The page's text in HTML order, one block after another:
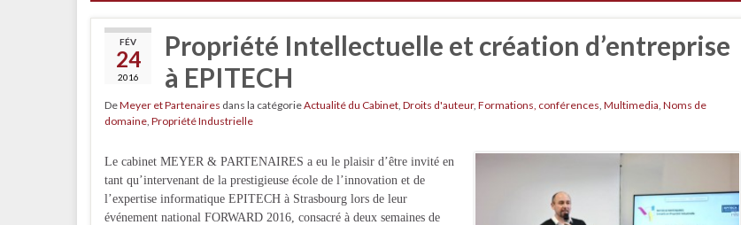
FÉV
24
2016
Propriété Intellectuelle et création d’entreprise
à EPITECH
DeMeyer et Partenaires dans la catégorieActualité du Cabinet, Droits d'auteur, Formations, conférences, Multimedia, Noms de
domaine, Propriété Industrielle
Le cabinet MEYER & PARTENAIRES a eu le plaisir d’être invité en
tant qu’intervenant de la prestigieuse école de l’innovation et de
l’expertise informatique EPITECH à Strasbourg lors de leur
événement national FORWARD 2016, consacré à deux semaines de